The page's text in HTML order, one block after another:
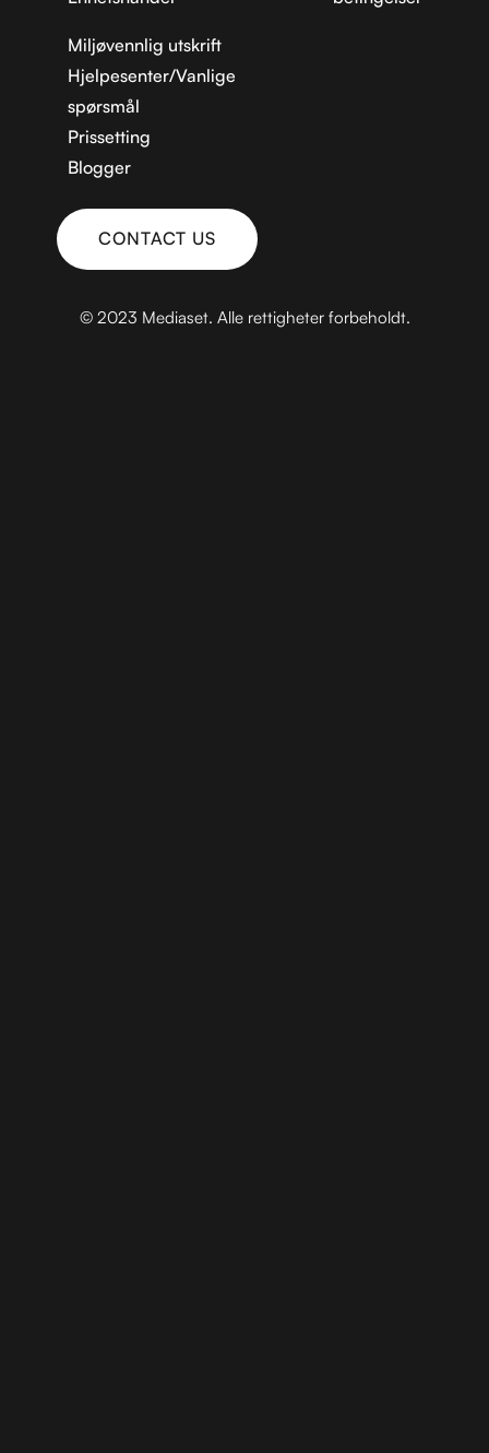
Miljøvennlig utskrift
Hjelpesenter/Vanlige
spørsmål
Prissetting
Blogger
CONTACT US
© 2023 Mediaset. Alle rettigheter forbeholdt.